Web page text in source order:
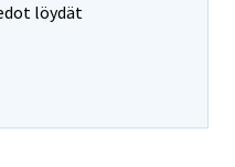
löydät